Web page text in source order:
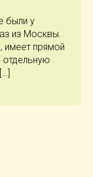
были у
из Москвы.
имеет прямой